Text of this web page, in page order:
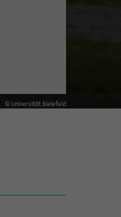
© Universität Bielefeld